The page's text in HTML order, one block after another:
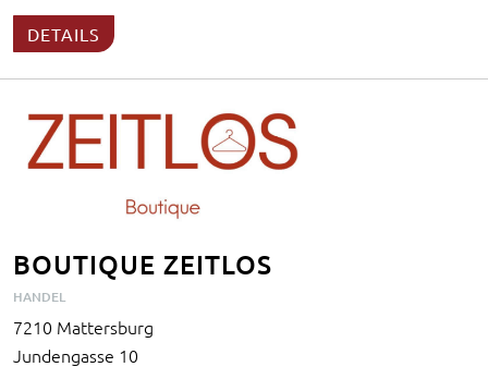
DETAILS
BOUTIQUE ZEITLOS
HANDEL
7210 Mattersburg
Jundengasse 10